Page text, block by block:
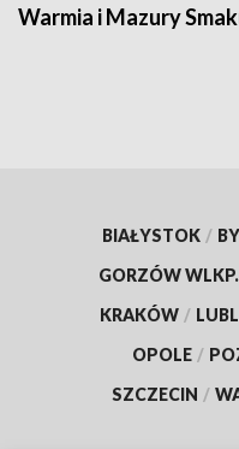
Warmia i Mazury
BIAŁYSTOK /
GORZÓW WLKP.
KRAKÓW /
OPOLE /
SZCZECIN /